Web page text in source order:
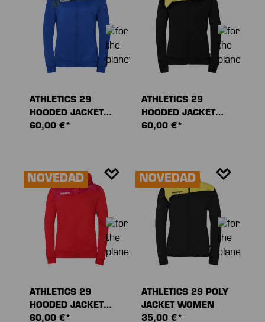
ATHLETICS 29
HOODED JACKET
WOMEN
60,00 €*
ATHLETICS 29
HOODED JACKET
WOMEN
60,00 €*
NOVEDAD
ATHLETICS 29
HOODED JACKET
WOMEN
60,00 €*
NOVEDAD
ATHLETICS 29 POLY
JACKET WOMEN
35,00 €*